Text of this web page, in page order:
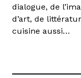
dialogue, de
d’art, de
cuisine aussi…